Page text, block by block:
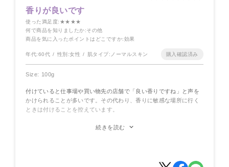
香りが良いです
使った満足度:★★★★
何で商品を知りましたか:その他
商品を気に入ったポイントはどこですか:効果
年代:60代 性別:女性 肌タイプ: ノーマルスキン
Size: 100g
付けていると仕事場や買い物先の店舗で「良い香りですね」と声を
かけられることが多いです。その代わり、香りに敏感な場所に行く
ときは付けることを控えています。
乳液のようなテクスチャーを期待していましたが、きちんと使用方
続きを読む